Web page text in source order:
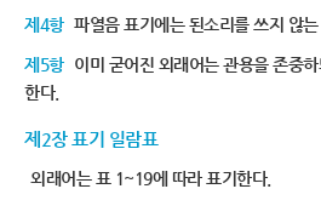
제4항 파열음 표기에는 된소리를 쓰지 않
제5항 이미 굳어진 외래어는 관용을 존중
한다.
제2장 표기 일람표
외래어는 표 1~19에 따라 표기한다.